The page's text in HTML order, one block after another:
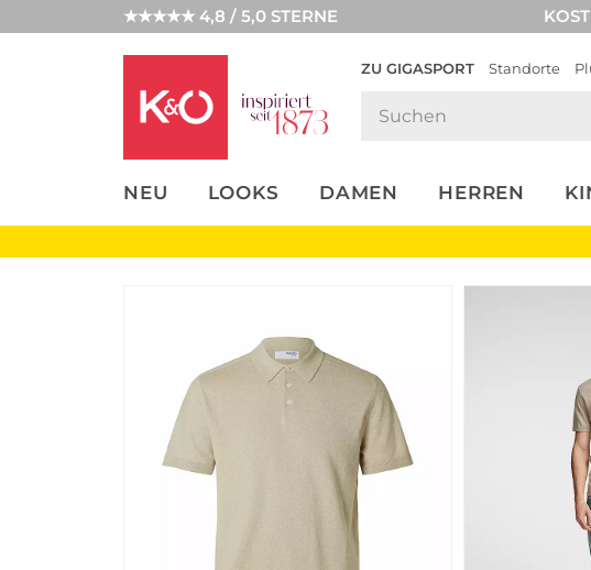
★★★★★ 4,8 / 5,0 STERNE
ZU GIGASPORT Standorte
NEU LOOKS DAMEN HERREN
UNSERE APP
CLICK &